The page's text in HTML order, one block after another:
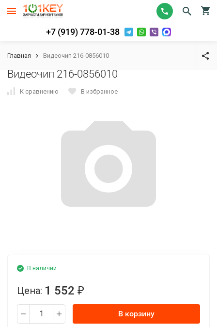
+7 (919) 778-01-38
Главная Видеочип 216-0856010
Видеочип 216-0856010
К сравнению В избранное
В наличии
Цена: 1 552 ₽
В корзину